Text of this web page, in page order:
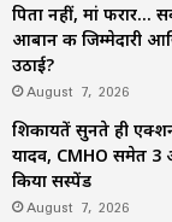
पिता नहीं, मां फरार…
आबान की जिम्मेदारी
उठाई?
August 7, 2026
शिकायतें सुनते ही
यादव, CMHO समेत 3
किया सस्पेंड
August 7, 2026